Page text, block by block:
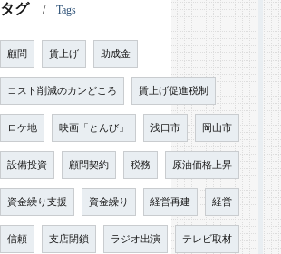
タグ Tags
顧問 賃上げ 助成金
コスト削減のカンどころ 賃上げ促進税制
ロケ地 映画「とんび」 浅口市 岡山市
設備投資 顧問契約 税務 原油価格上昇
資金繰り支援 資金繰り 経営再建 経営
信頼 支店閉鎖 ラジオ出演 テレビ取材